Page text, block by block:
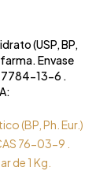
(USP, BP,
Envase
7784-13-6 .